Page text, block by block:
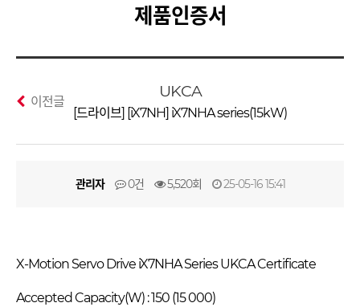
제품인증서
UKCA
[드라이브] [iX7NH] iX7NHA series(15kW)
이전글
관리자 0건 5,520회 25-05-16 15:41
X-Motion Servo Drive iX7NHA Series UKCA Certificate
Accepted Capacity(W) : 150 (15 000)